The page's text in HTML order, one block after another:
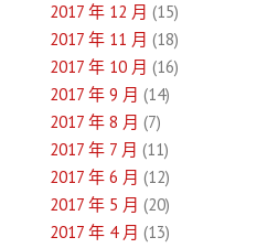
2017 年 12 月 (15)
2017 年 11 月 (18)
2017 年 10 月 (16)
2017 年 9 月 (14)
2017 年 8 月 (7)
2017 年 7 月 (11)
2017 年 6 月 (12)
2017 年 5 月 (20)
2017 年 4 月 (13)